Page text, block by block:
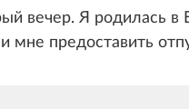
вечер. Я родилась в
мне предоставить